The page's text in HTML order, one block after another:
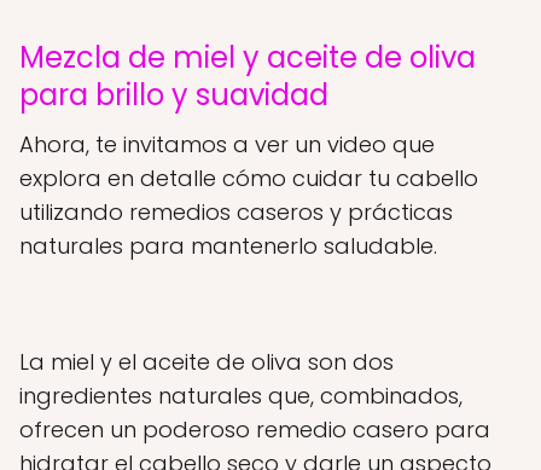
Mezcla de miel y aceite de oliva
para brillo y suavidad
Ahora, te invitamos a ver un video que
explora en detalle cómo cuidar tu cabello
utilizando remedios caseros y prácticas
naturales para mantenerlo saludable.
La miel y el aceite de oliva son dos
ingredientes naturales que, combinados,
ofrecen un poderoso remedio casero para
hidratar el cabello seco y darle un aspecto